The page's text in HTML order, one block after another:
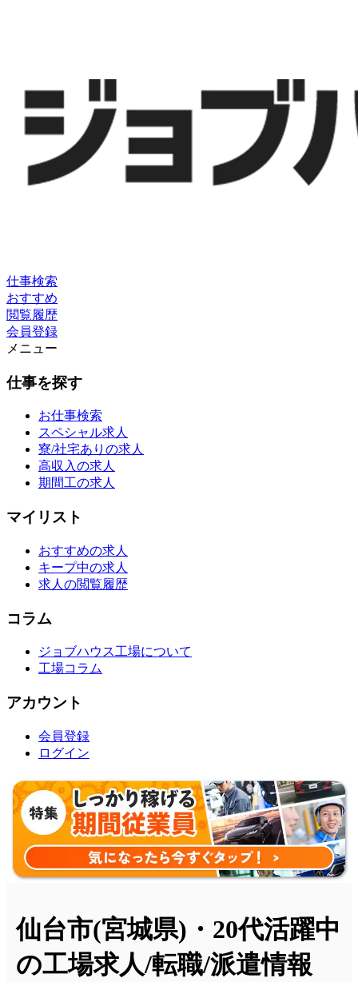
仕事検索
おすすめ
閲覧履歴
会員登録
メニュー
仕事を探す
お仕事検索
スペシャル求人
寮/社宅ありの求人
高収入の求人
期間工の求人
マイリスト
おすすめの求人
キープ中の求人
求人の閲覧履歴
コラム
ジョブハウス工場について
工場コラム
アカウント
会員登録
ログイン
仙台市(宮城県)・20代活躍中
の工場求人/転職/派遣情報